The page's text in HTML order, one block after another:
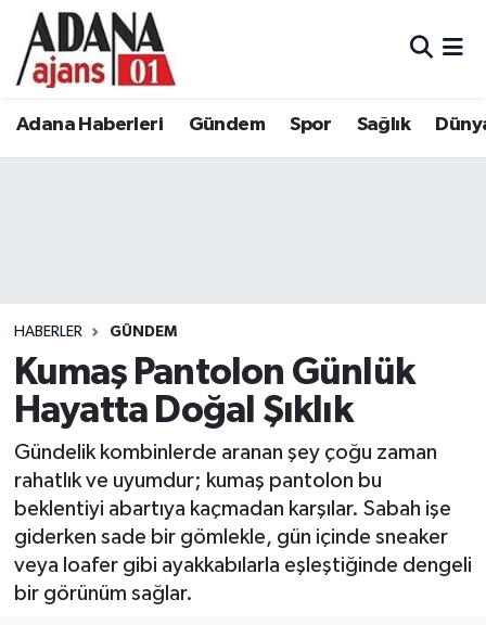
Adana Haberleri Gündem Spor Sağlık
HABERLER GÜNDEM
Kumaş Pantolon Günlük
Hayatta Doğal Şıklık
Gündelik kombinlerde aranan şey çoğu zaman
rahatlık ve uyumdur; kumaş pantolon bu
beklentiyi abartıya kaçmadan karşılar. Sabah işe
giderken sade bir gömlekle, gün içinde sneaker
veya loafer gibi ayakkabılarla eşleştiğinde dengeli
bir görünüm sağlar.
Adana Haberleri
Siyaset
Ekonomi
Kadın
Magazin
Adana Nöbetçi Eczaneler
Tüm Manşetler
Son Dakika Haberleri
Haber Arşivi